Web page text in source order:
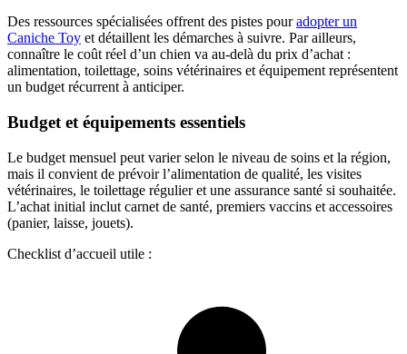
Des ressources spécialisées offrent des pistes pouradopter un
Caniche Toy et détaillent les démarches à suivre. Par ailleurs,
connaître le coût réel d’un chien va au-delà du prix d’achat :
alimentation, toilettage, soins vétérinaires et équipement représentent
un budget récurrent à anticiper.
Budget et équipements essentiels
Le budget mensuel peut varier selon le niveau de soins et la région,
mais il convient de prévoir l’alimentation de qualité, les visites
vétérinaires, le toilettage régulier et une assurance santé si souhaitée.
L’achat initial inclut carnet de santé, premiers vaccins et accessoires
(panier, laisse, jouets).
Checklist d’accueil utile :